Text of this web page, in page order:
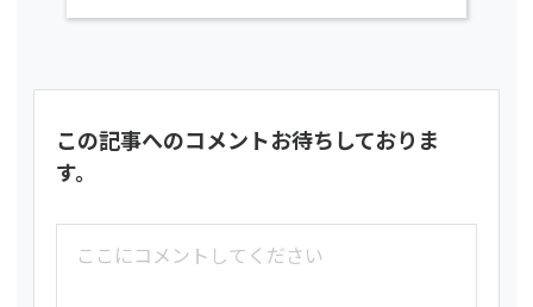
この記事へのコメントお待ちしておりま
す。